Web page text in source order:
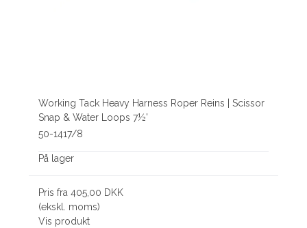
Working Tack Heavy Harness Roper Reins | Scissor
Snap & Water Loops 7½'
50-1417/8
På lager
Pris fra405,00 DKK
(ekskl. moms)
Vis produkt